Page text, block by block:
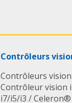
Contrôleurs
Contrôleurs vision
Contrôleur vision
i7/i5/i3 / Celeron®